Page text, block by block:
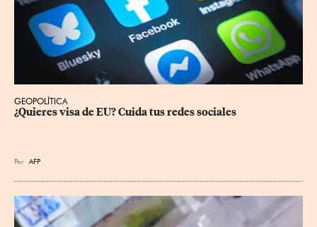
GEOPOLÍTICA
¿Quieres visa de EU? Cuida tus redes sociales
Por AFP